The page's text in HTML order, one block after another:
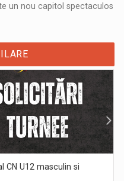
un nou capitol spectaculos
CN U12 masculin si